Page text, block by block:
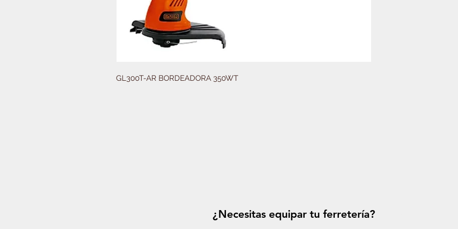
GL300T-AR BORDEADORA 350WT
¿Necesitas equipar tu ferretería?